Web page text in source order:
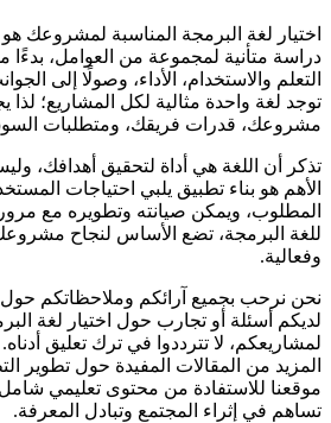
اختيار لغة البرمجة المناسبة لمشروعك
دراسة متأنية لمجموعة من العوامل،
التعلم والاستخدام، الأداء، وصولًا إلى
توجد لغة واحدة مثالية لكل المشاريع؛
مشروعك، قدرات فريقك، ومتطلبات السوق
تذكر أن اللغة هي أداة لتحقيق أهدافك،
الأهم هو بناء تطبيق يلبي احتياجات
المطلوب، ويمكن صيانته وتطويره مع
للغة البرمجة، تضع الأساس لنجاح
وفعالية.
نحن نرحب بجميع آرائكم وملاحظاتكم حول
لديكم أسئلة أو تجارب حول اختيار لغة
لمشاريعكم، لا تترددوا في ترك تعليق
المزيد من المقالات المفيدة حول تطوير
موقعنا للاستفادة من محتوى تعليمي
تساهم في إثراء المجتمع وتبادل المعرفة.